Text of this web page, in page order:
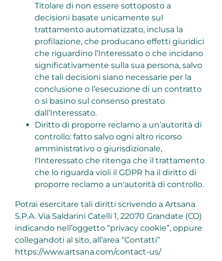
Titolare di non essere sottoposto a
decisioni basate unicamente sul
trattamento automatizzato, inclusa la
profilazione, che producano effetti giuridici
che riguardino l’Interessato o che incidano
significativamente sulla sua persona, salvo
che tali decisioni siano necessarie per la
conclusione o l’esecuzione di un contratto
o si basino sul consenso prestato
dall’Interessato.
Diritto di proporre reclamo a un’autorità di
controllo: fatto salvo ogni altro ricorso
amministrativo o giurisdizionale,
l'Interessato che ritenga che il trattamento
che lo riguarda violi il GDPR ha il diritto di
proporre reclamo a un'autorità di controllo.
Potrai esercitare tali diritti scrivendo a Artsana
S.P.A. Via Saldarini Catelli 1, 22070 Grandate (CO)
indicando nell’oggetto “privacy cookie”, oppure
collegandoti al sito, all’area “Contatti”
https://www.artsana.com/contact-us/